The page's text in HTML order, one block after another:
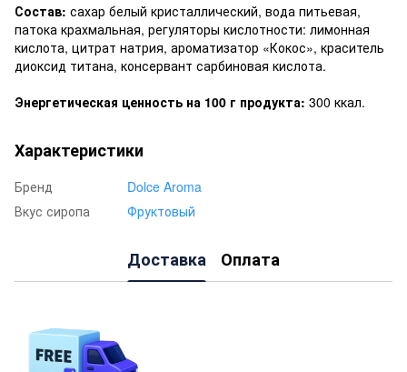
Состав: сахар белый кристаллический, вода питьевая,
патока крахмальная, регуляторы кислотности: лимонная
кислота, цитрат натрия, ароматизатор «Кокос», краситель
диоксид титана, консервант сарбиновая кислота.
Энергетическая ценность на 100 г продукта: 300 ккал.
Характеристики
Бренд
Dolce Aroma
Вкус сиропа
Фруктовый
Доставка Оплата